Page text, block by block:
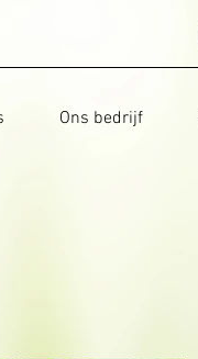
Ons bedrijf